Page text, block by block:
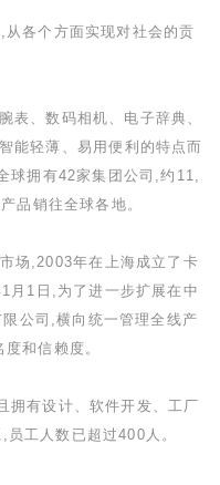
各个方面实现对社会的贡
表、数码相机、电子辞典、
能轻薄、易用便利的特点而
球拥有42家集团公司,约 11,
品销往全球各地。
场, 2003年在上海成立了卡
1 月 1 日,为了进一步扩展在中
公司,横向统一管理全线产
和信赖度。
拥有设计、软件开发、工厂
员工人数已超过400 人。